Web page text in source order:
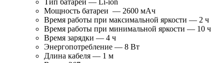
Мощность батареи — 2600 мАч
Время работы при максимальной яркости — 2 ч
Время работы при минимальной яркости — 10 ч
Время зарядки — 4 ч
Энергопотребление — 8 Вт
Длина кабеля — 1 м